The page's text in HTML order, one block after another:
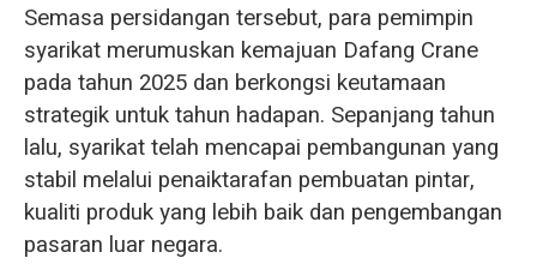
Semasa persidangan tersebut, para pemimpin
syarikat merumuskan kemajuan Dafang Crane
pada tahun 2025 dan berkongsi keutamaan
strategik untuk tahun hadapan. Sepanjang tahun
lalu, syarikat telah mencapai pembangunan yang
stabil melalui penaiktarafan pembuatan pintar,
kualiti produk yang lebih baik dan pengembangan
pasaran luar negara.